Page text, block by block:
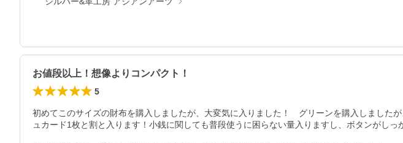
お値段以上！想像よりコンパクト！
5
初めてこのサイズの財布を購入しましたが、大変気に入りました！　グリーンを購入しまし
ュカード1枚と割と入ります！小銭に関しても普段使うに困らない量入りますし、ボタンがしっ